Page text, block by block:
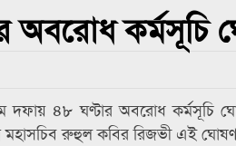
খুনি সায়েমের আদালতে আত্মসমর্পন, ৫ দিনের
কর্মসূচি
দফায় ৪৮ ঘণ্টার অবরোধ কর্মসূচি
মহাসচিব রুহুল কবির রিজভী এই